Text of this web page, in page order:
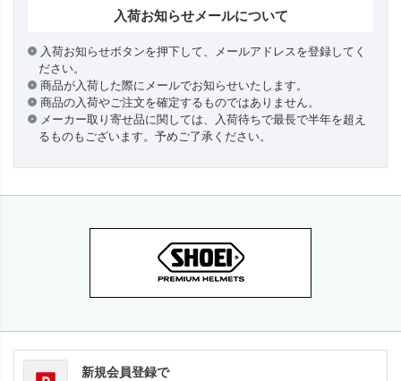
入荷お知らせメールについて
入荷お知らせボタンを押下して、メールアドレスを登録してく
ださい。
商品が入荷した際にメールでお知らせいたします。
商品の入荷やご注文を確定するものではありません。
メーカー取り寄せ品に関しては、入荷待ちで最長で半年を超え
るものもございます。予めご了承ください。
新規会員登録で